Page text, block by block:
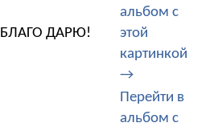
БЛАГО ДАРЮ!
альбом с
этой
картинкой
→
Перейти в
альбом с